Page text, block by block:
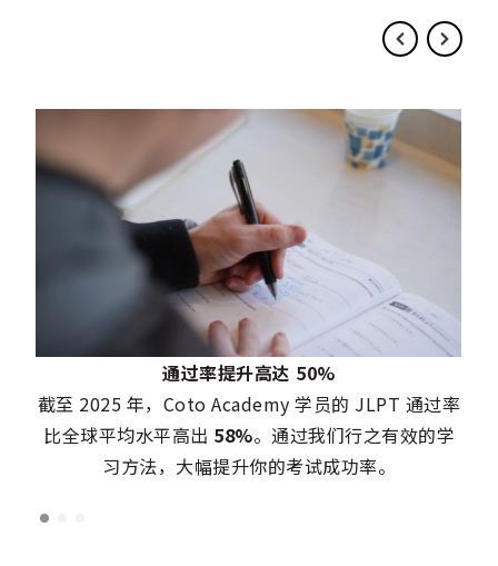
通过率提升高达 50%
截至 2025 年，Coto Academy 学员的 JLPT 通过率
比全球平均水平高出 58%。通过我们行之有效的学
习方法，大幅提升你的考试成功率。